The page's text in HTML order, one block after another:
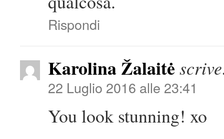
Rispondi
Karolina Žalaitė
22 Luglio 2016 alle 23:41
You look stunning! xo